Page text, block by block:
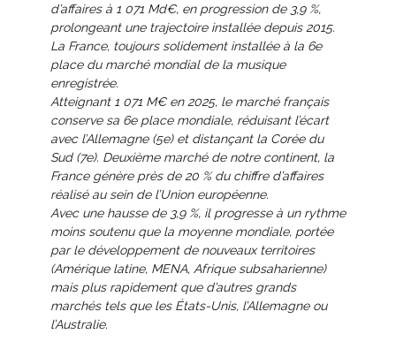
d’affaires à 1 071 Md€, en progression de 3,9 %,
prolongeant une trajectoire installée depuis 2015.
La France, toujours solidement installée à la 6e
place du marché mondial de la musique
enregistrée.
Atteignant 1 071 M€ en 2025, le marché français
conserve sa 6e place mondiale, réduisant l’écart
avec l’Allemagne (5e) et distançant la Corée du
Sud (7e). Deuxième marché de notre continent, la
France génère près de 20 % du chiffre d’affaires
réalisé au sein de l’Union européenne.
Avec une hausse de 3,9 %, il progresse à un rythme
moins soutenu que la moyenne mondiale, portée
par le développement de nouveaux territoires
(Amérique latine, MENA, Afrique subsaharienne)
mais plus rapidement que d’autres grands
marchés tels que les États-Unis, l’Allemagne ou
l’Australie.